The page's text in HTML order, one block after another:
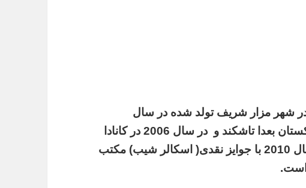
فرزند غلام یحیی در سال 1990 در شهر مزار شریف تولد شده در سال
1999همراه با فامیل خود مهاجر درپاکستان بعدا تاشکند و در سال 2006 در کانادا
آمده است.این نو جوان وطن ما در سال 2010 با جوایز نقدی( اسکالر شیب) مکتب
است.